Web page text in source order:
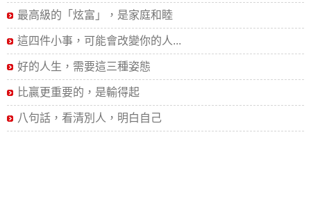
最高級的「炫富」，是家庭和睦
這四件小事，可能會改變你的人...
好的人生，需要這三種姿態
比贏更重要的，是輸得起
八句話，看清別人，明白自己